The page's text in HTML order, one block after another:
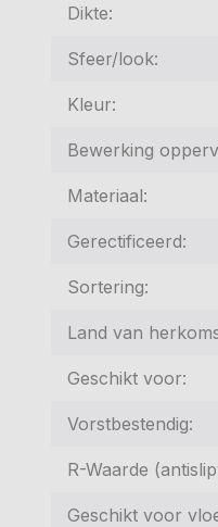
Dikte:
Sfeer/look:
Kleur:
Bewerking
Materiaal:
Gerectificeerd:
Sortering:
Land van
Geschikt voor:
Vorstbestendig:
R-Waarde
Geschikt voor